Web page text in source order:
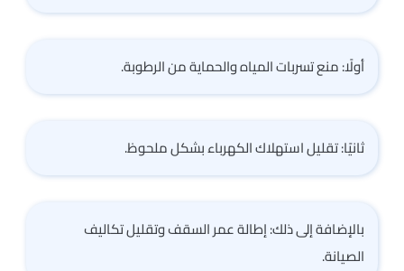
أولًا: منع تسربات المياه والحماية من الرطوبة.
ثانيًا: تقليل استهلاك الكهرباء بشكل ملحوظ.
بالإضافة إلى ذلك: إطالة عمر السقف وتقليل تكاليف
الصيانة.